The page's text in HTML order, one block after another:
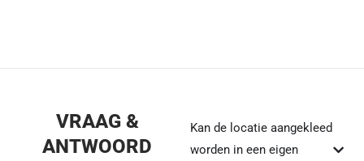
VRAAG &
ANTWOORD
Kan de locatie aangekleed
worden in een eigen